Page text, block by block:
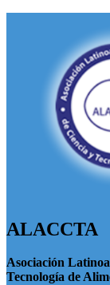
ALACCTA
Asociación
Tecnología de